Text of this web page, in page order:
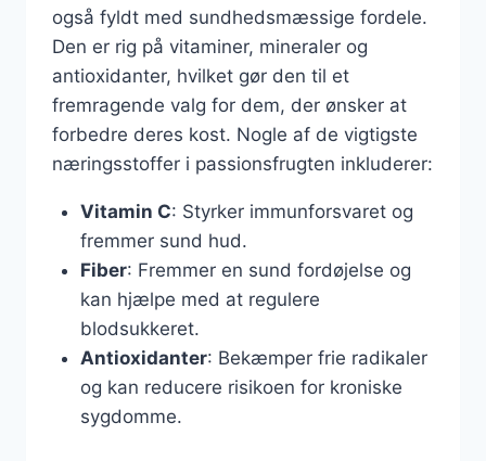
også fyldt med sundhedsmæssige fordele.
Den er rig på vitaminer, mineraler og
antioxidanter, hvilket gør den til et
fremragende valg for dem, der ønsker at
forbedre deres kost. Nogle af de vigtigste
næringsstoffer i passionsfrugten inkluderer:
Vitamin C: Styrker immunforsvaret og
fremmer sund hud.
Fiber: Fremmer en sund fordøjelse og
kan hjælpe med at regulere
blodsukkeret.
Antioxidanter: Bekæmper frie radikaler
og kan reducere risikoen for kroniske
sygdomme.